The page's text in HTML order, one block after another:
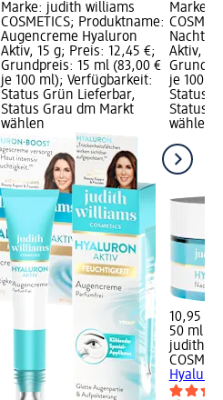
Marke: judith williams
COSMETICS; Produktname:
Augencreme Hyaluron
Aktiv, 15 g; Preis: 12,45 €;
Grundpreis: 15 ml (83,00 €
je 100 ml); Verfügbarkeit:
Status Grün Lieferbar,
Status Grau dm Markt
wählen
Marke:
Aktiv,
je 100
Status
Status
wählen
10,95 €
50 ml
judith